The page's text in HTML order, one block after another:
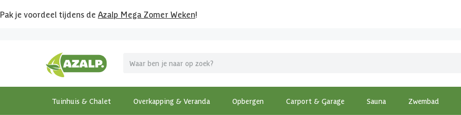
Pak je voordeel tijdens de Azalp Mega Zomer Weken!
Tuinhuis & Chalet Overkapping & Veranda Opbergen Carport & Garage Sauna Zwembad
MEGA zomer kortingen op overkappingen en tuinhuizen!
Bekijk de actiemodellen
Gratis wandplankset
Ontdek onze metalen overkappingen